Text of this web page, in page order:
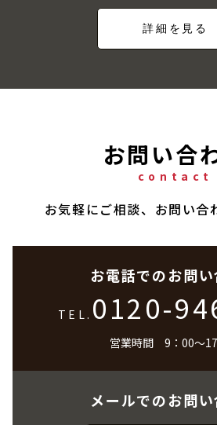
詳細を見る
お問い合
contact
お気軽にご相談、お問い合
お電話でのお問
TEL. 0120-
営業時間 9：00～
メールでのお問